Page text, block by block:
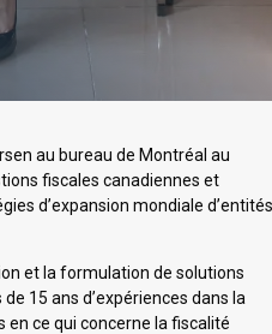
au bureau de Montréal au
fiscales canadiennes et
d’expansion mondiale d’entités
et la formulation de solutions
15 ans d’expériences dans la
ce qui concerne la fiscalité